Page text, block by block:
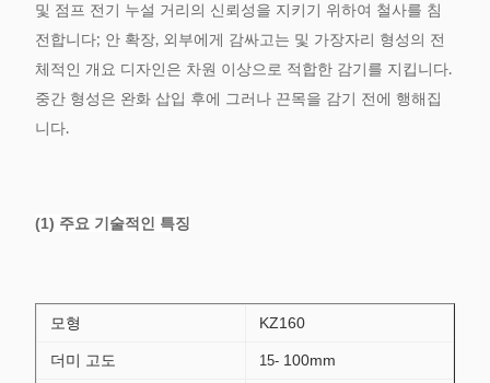
및 점프 전기 누설 거리의 신뢰성을 지키기 위하여 철사를 침
전합니다; 안 확장, 외부에게 감싸고는 및 가장자리 형성의 전
체적인 개요 디자인은 차원 이상으로 적합한 감기를 지킵니다.
중간 형성은 완화 삽입 후에 그러나 끈목을 감기 전에 행해집
니다.
(1) 주요 기술적인 특징
모형 KZ160
더미 고도 15- 100mm